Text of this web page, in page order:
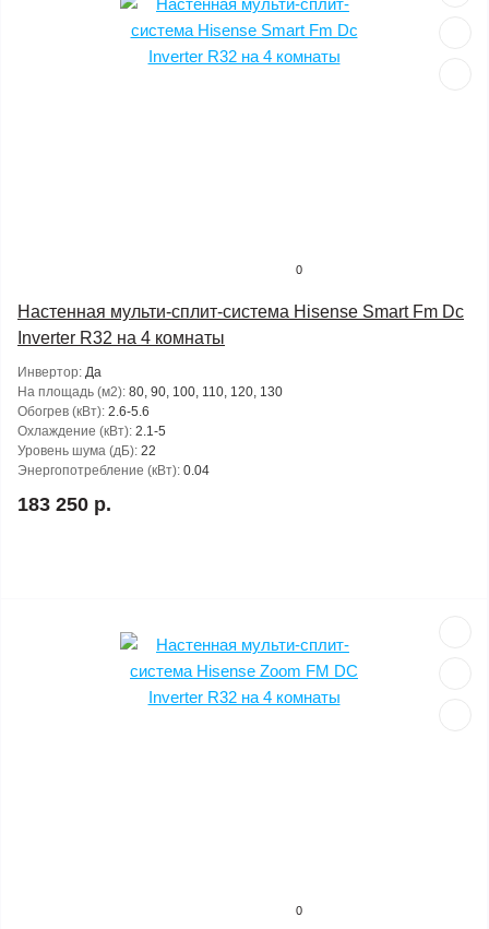
0
Настенная мульти-сплит-система Hisense Smart Fm Dc
Inverter R32 на 4 комнаты
Инвертор: Да
На площадь (м2): 80, 90, 100, 110, 120, 130
Обогрев (кВт): 2.6-5.6
Охлаждение (кВт): 2.1-5
Уровень шума (дБ): 22
Энергопотребление (кВт): 0.04
183 250 р.
0